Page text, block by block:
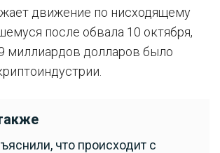
движение по нисходящему
после обвала 10 октября,
миллиардов долларов было
что происходит с